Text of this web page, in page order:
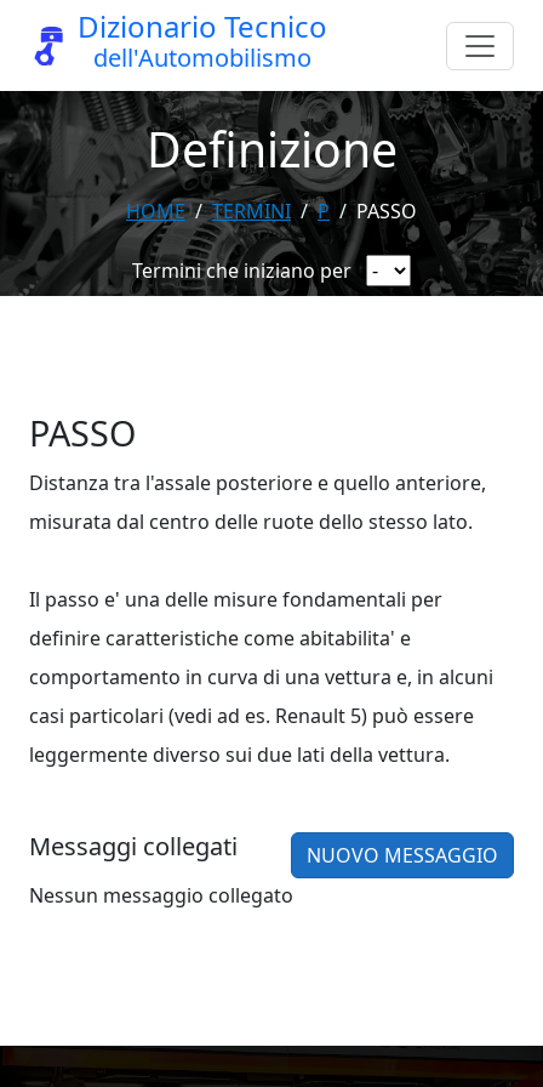
Dizionario Tecnico
dell'Automobilismo
Definizione
HOME TERMINI P PASSO
Termini che iniziano per
PASSO
Distanza tra l'assale posteriore e quello anteriore,
misurata dal centro delle ruote dello stesso lato.
Il passo e' una delle misure fondamentali per
definire caratteristiche come abitabilita' e
comportamento in curva di una vettura e, in alcuni
casi particolari (vedi ad es. Renault 5) può essere
leggermente diverso sui due lati della vettura.
Messaggi collegati
NUOVO MESSAGGIO
Nessun messaggio collegato